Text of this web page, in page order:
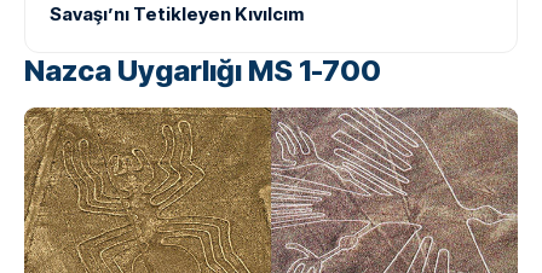
Savaşı’nı Tetikleyen Kıvılcım
Nazca Uygarlığı MS 1-700